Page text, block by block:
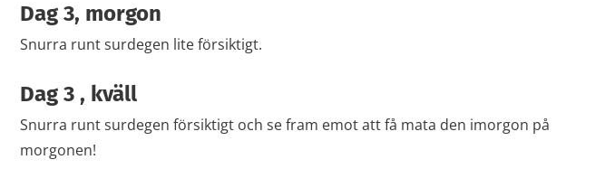
Dag 3, morgon
Snurra runt surdegen lite försiktigt.
Dag 3 , kväll
Snurra runt surdegen försiktigt och se fram emot att få mata den imorgon på
morgonen!